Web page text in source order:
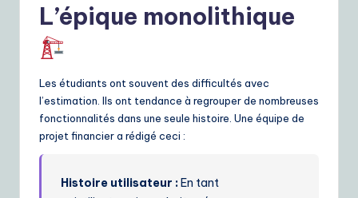
L’épique monolithique
Les étudiants ont souvent des difficultés avec
l’estimation. Ils ont tendance à regrouper de nombreuses
fonctionnalités dans une seule histoire. Une équipe de
projet financier a rédigé ceci :
Histoire utilisateur :En tant